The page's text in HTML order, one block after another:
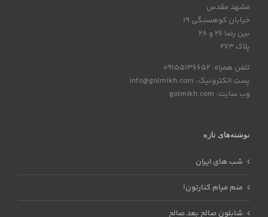
مشهد مقدس
خیابان کوهسنگی 19
بین رضا 26 و 28
پلاک 273
تلفن همراه: 09155136652
پست الکترونیک: info@golmikh.com
وب سایت: golmikh.com
نوشته‌های تازه
شب های ایران
منم میام کنارتون!
شابلون صالح بعد صالح